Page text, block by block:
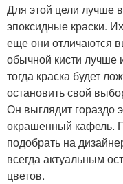
Для этой цели лучше
эпоксидные краски.
еще они отличаются
обычной кисти лучше
тогда краска будет
остановить свой
Он выглядит гораздо
окрашенный кафель.
подобрать на
всегда актуальным
цветов.